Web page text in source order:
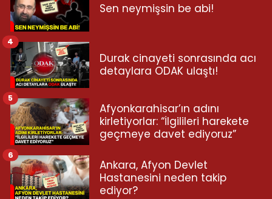
Sen neymişsin be abi!
Durak cinayeti sonrasında acı
detaylara ODAK ulaştı!
4
Afyonkarahisar’ın adını
kirletiyorlar: “İlgilileri harekete
geçmeye davet ediyoruz”
5
Ankara, Afyon Devlet
Hastanesini neden takip
ediyor?
6